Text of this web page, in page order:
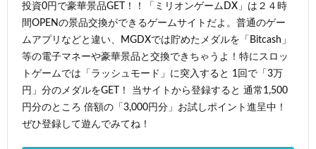
投資0円で豪華景品GET！！「ミリオンゲームDX」は２４時
間OPENの景品交換ができるゲームサイトだよ。普通のゲー
ムアプリなどと違い、MGDXでは貯めたメダルを「Bitcash」
等の電子マネーや豪華景品と交換できちゃうよ！特にスロッ
トゲームでは「ラッシュモード」に突入すると 1回で「3万
円」分のメダルをGET！ 当サイトから登録すると 通常1,500
円分のところ 倍額の「3,000円分」お試しポイント進呈中！
ぜひ登録して遊んでみてね！